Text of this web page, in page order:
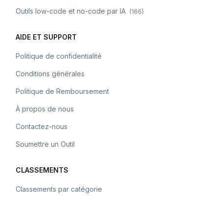
Outils low-code et no-code par IA (166)
AIDE ET SUPPORT
Politique de confidentialité
Conditions générales
Politique de Remboursement
À propos de nous
Contactez-nous
Soumettre un Outil
CLASSEMENTS
Classements par catégorie